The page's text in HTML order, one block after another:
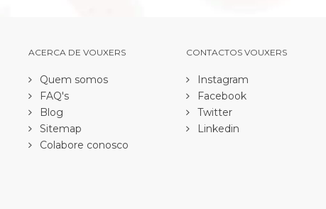
ACERCA DE VOUXERS
Quem somos
FAQ's
Blog
Sitemap
Colabore conosco
CONTACTOS VOUXERS
Instagram
Facebook
Twitter
Linkedin